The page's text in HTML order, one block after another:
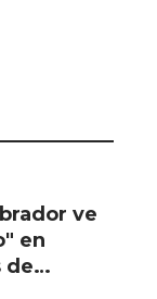
ve
en
de